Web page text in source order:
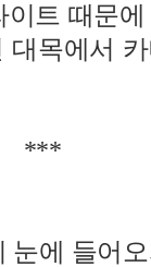
트 때문
목에서
***
눈에 들어